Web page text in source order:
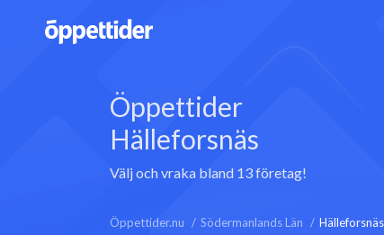
Öppettider
Hälleforsnäs
Välj och vraka bland 13 företag!
Öppettider.nu Södermanlands Län Hälleforsnäs